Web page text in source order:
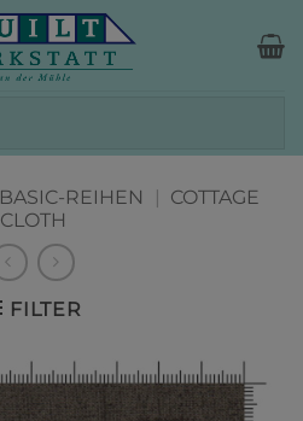
BASIC-REIHEN | COTTAGE
CLOTH
FILTER